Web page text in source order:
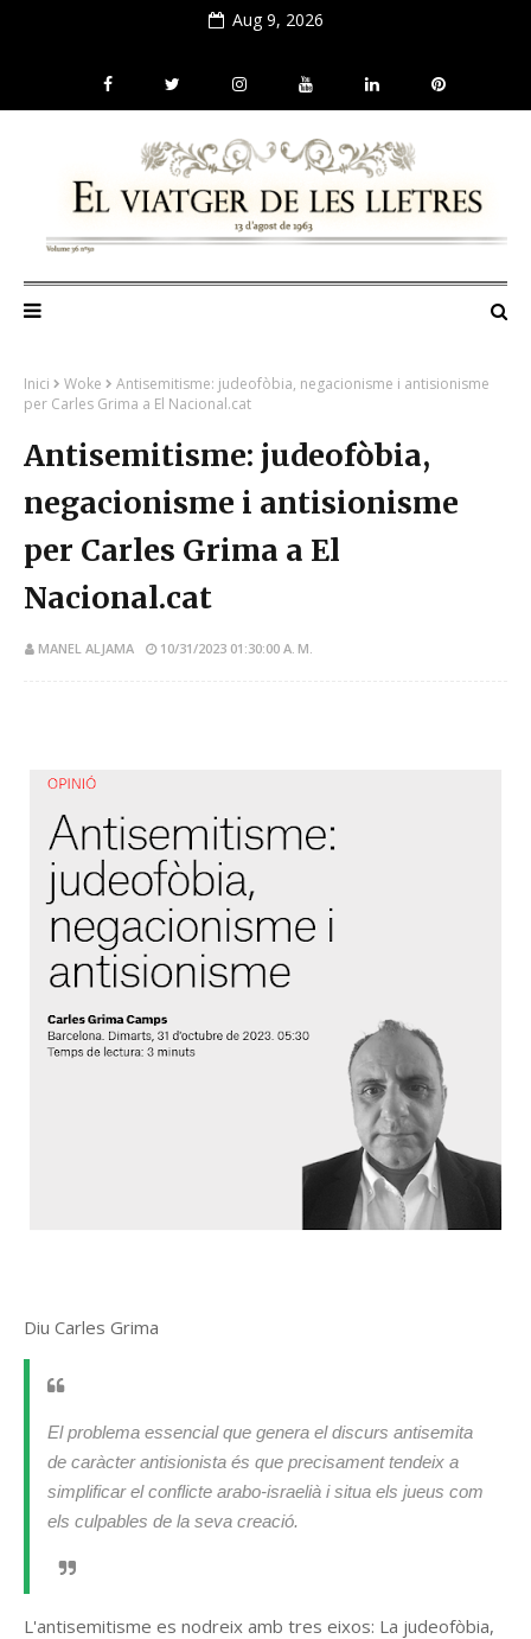
Aug 9, 2026
Inici Woke
Antisemitisme: judeofòbia, negacionisme i antisionisme
per Carles Grima a El Nacional.cat
Antisemitisme: judeofòbia,
negacionisme i antisionisme
per Carles Grima a El
Nacional.cat
MANEL ALJAMA 10/31/2023 01:30:00 A. M.
Diu Carles Grima
El problema essencial que genera el discurs antisemita
de caràcter antisionista és que precisament tendeix a
simplificar el conflicte arabo-israelià i situa els jueus com
els culpables de la seva creació.
L'antisemitisme es nodreix amb tres eixos: La judeofòbia,